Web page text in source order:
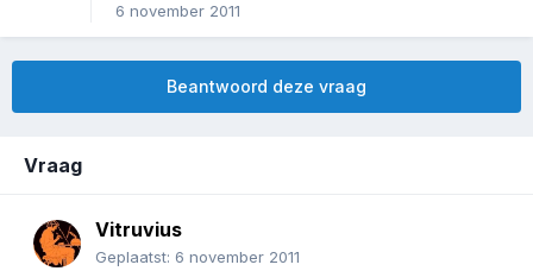
6 november 2011
Beantwoord deze vraag
Vraag
Vitruvius
Geplaatst: 6 november 2011